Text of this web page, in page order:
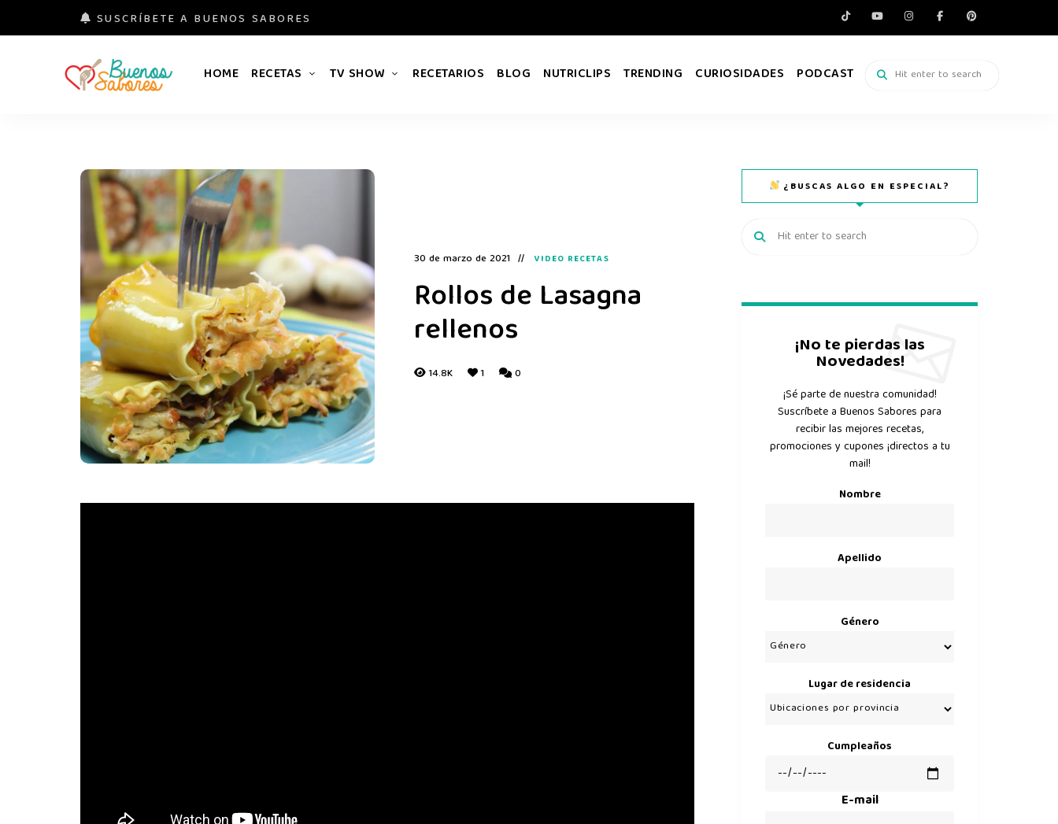
SUSCRÍBETE A BUENOS SABORES
HOME RECETAS TV SHOW RECETARIOS BLOG NUTRICLIPS TRENDING CURIOSIDADES PODCAST
30 de marzo de 2021 VIDEO RECETAS
Rollos de Lasagna
rellenos
14.8K 1 0
¿BUSCAS ALGO EN ESPECIAL?
¡No te pierdas las
Novedades!
¡Sé parte de nuestra comunidad!
Suscríbete a Buenos Sabores para
recibir las mejores recetas,
promociones y cupones ¡directos a tu
mail!
Nombre
Apellido
Género
Lugar de residencia
Cumpleaños
E-mail